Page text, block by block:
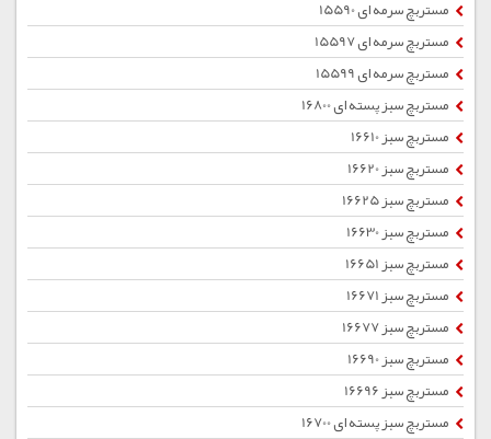
مستربچ سرمه ای 15590
مستربچ سرمه ای 15597
مستربچ سرمه ای 15599
مستربچ سبز پسته ای 16800
مستربچ سبز 16610
مستربچ سبز 16620
مستربچ سبز 16625
مستربچ سبز 16630
مستربچ سبز 16651
مستربچ سبز 16671
مستربچ سبز 16677
مستربچ سبز 16690
مستربچ سبز 16696
مستربچ سبز پسته ای 16700